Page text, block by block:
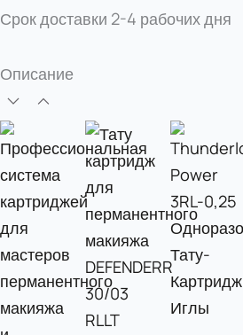
Срок доставки 2-4 рабочих дня
Описание